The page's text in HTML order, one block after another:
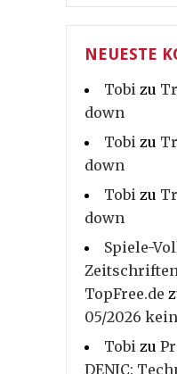
NEUESTE
Tobi zu
down
Tobi zu
down
Tobi zu
down
Spiele-
Zeitschriften
TopFree.de
05/2026
Tobi zu
DENIC: